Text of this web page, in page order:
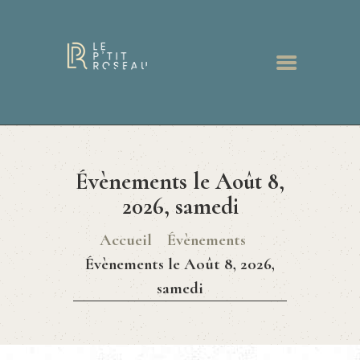
Évènements le Août 8,
2026, samedi
Accueil
Évènements
Évènements le Août 8, 2026,
samedi
ACCUEIL
MENUS
BONS CADEAUX
ACTUALITÉS
CONTACT